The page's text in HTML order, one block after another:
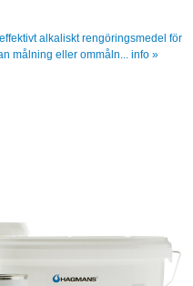
alkaliskt rengöringsmedel för
målning eller ommåln... info »